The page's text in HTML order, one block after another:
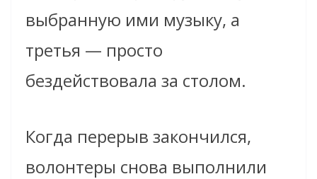
выбранную ими музыку, а
третья — просто
бездействовала за столом.
Когда перерыв закончился,
волонтеры снова выполнили